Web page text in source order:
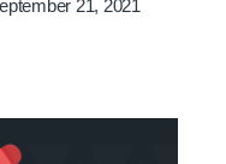
21, 2021